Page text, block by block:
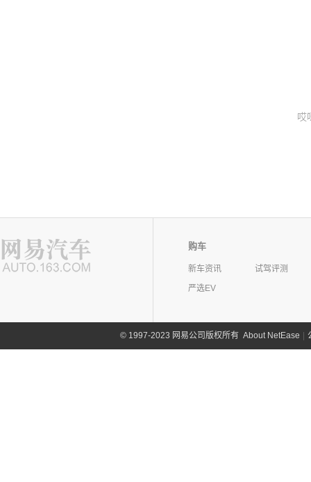
哎
购车
新车资讯
试驾评测
严选EV
©1997-2023 网易公司版权所有 About NetEase